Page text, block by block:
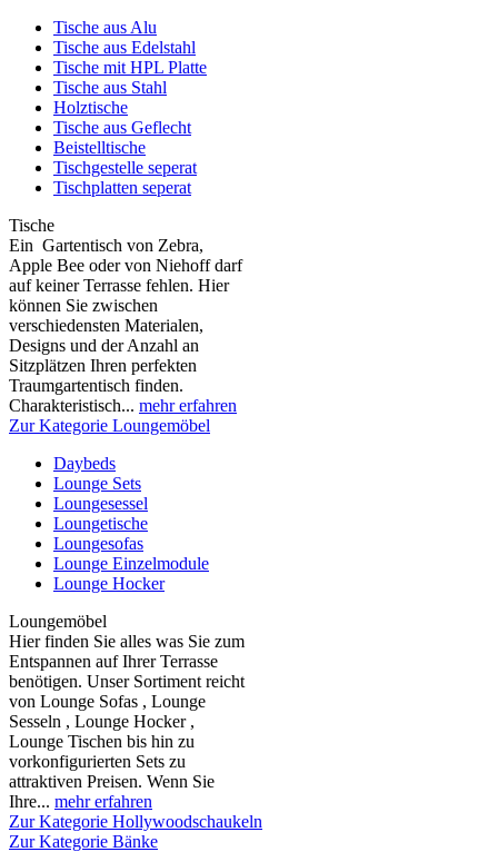
Tische aus Alu
Tische aus Edelstahl
Tische mit HPL Platte
Tische aus Stahl
Holztische
Tische aus Geflecht
Beistelltische
Tischgestelle seperat
Tischplatten seperat
Tische
Ein Gartentisch von Zebra,
Apple Bee oder von Niehoff darf
auf keiner Terrasse fehlen. Hier
können Sie zwischen
verschiedensten Materialen,
Designs und der Anzahl an
Sitzplätzen Ihren perfekten
Traumgartentisch finden.
Charakteristisch... mehr erfahren
Zur Kategorie Loungemöbel
Daybeds
Lounge Sets
Loungesessel
Loungetische
Loungesofas
Lounge Einzelmodule
Lounge Hocker
Loungemöbel
Hier finden Sie alles was Sie zum
Entspannen auf Ihrer Terrasse
benötigen. Unser Sortiment reicht
von Lounge Sofas , Lounge
Sesseln , Lounge Hocker ,
Lounge Tischen bis hin zu
vorkonfigurierten Sets zu
attraktiven Preisen. Wenn Sie
Ihre... mehr erfahren
Zur Kategorie Hollywoodschaukeln
Zur Kategorie Bänke